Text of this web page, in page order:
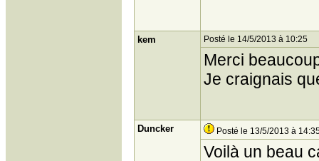
kem Posté le 14/5/2013 à 10:25
Merci
Je craignais
Duncker Posté le 13/5/2013 à
Voilà un beau